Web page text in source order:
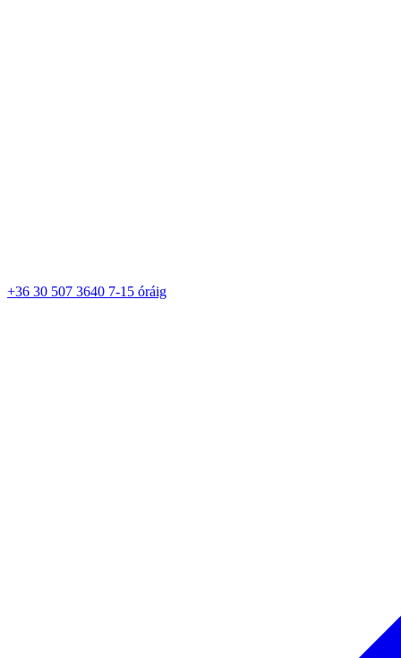
+36 30 507 3640 7-15 óráig